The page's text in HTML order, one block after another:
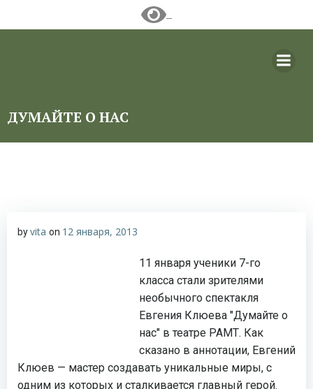
ДУМАЙТЕ О НАС
byvita on 12 января, 2013
11 января ученики 7-го
класса стали зрителями
необычного спектакля
Евгения Клюева "Думайте о
нас" в театре РАМТ. Как
сказано в аннотации, Евгений
Клюев — мастер создавать уникальные миры, с
одним из которых и сталкивается главный герой.